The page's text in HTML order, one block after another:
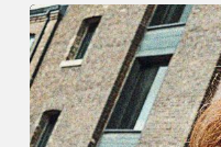
anciens
combattants
Liberté
d’association
:
La
CSC